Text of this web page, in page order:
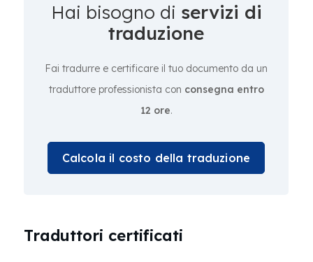
Hai bisogno di servizi di
traduzione
Fai tradurre e certificare il tuo documento da un
traduttore professionista con consegna entro
12 ore.
Calcola il costo della traduzione
Traduttori certificati